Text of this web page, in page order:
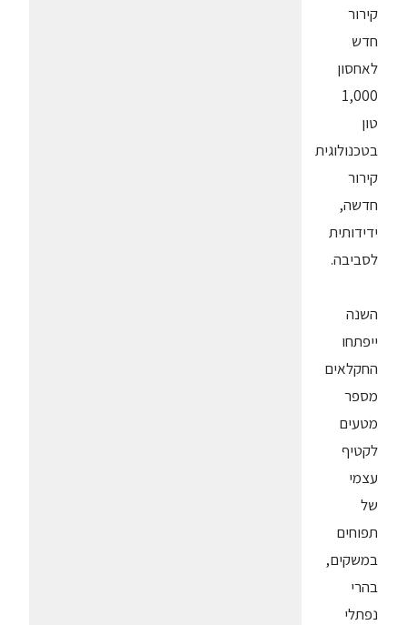
קירור
חדש
לאחסון
1,000
טון
בטכנולוגית
קירור
חדשה,
ידידותית
לסביבה.
השנה
ייפתחו
החקלאים
מספר
מטעים
לקטיף
עצמי
של
תפוחים
במשקים,
בהרי
נפתלי